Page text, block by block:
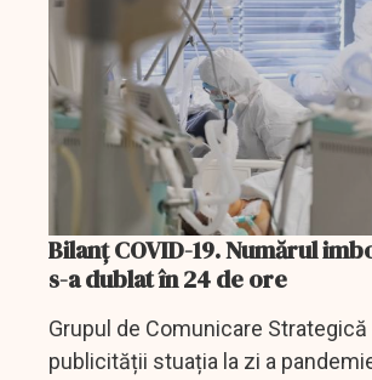
Bilanț COVID-19. Numărul
s-a dublat în 24 de ore
Grupul de Comunicare Strategică
publicității stuația la zi a